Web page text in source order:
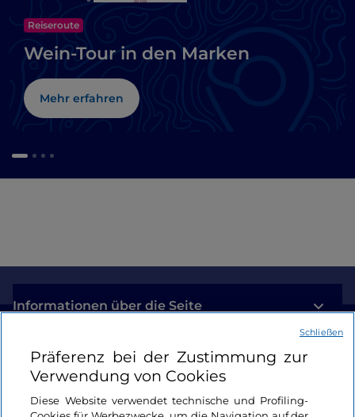
Reiseroute
Wein-Tour in den Marken
Mehr erfahren
Informationen über die Seite
Nützliche Links
Login
Präferenz bei der Zustimmung zur
Verwendung von Cookies
Diese Website verwendet technische und Profiling-
Schließen